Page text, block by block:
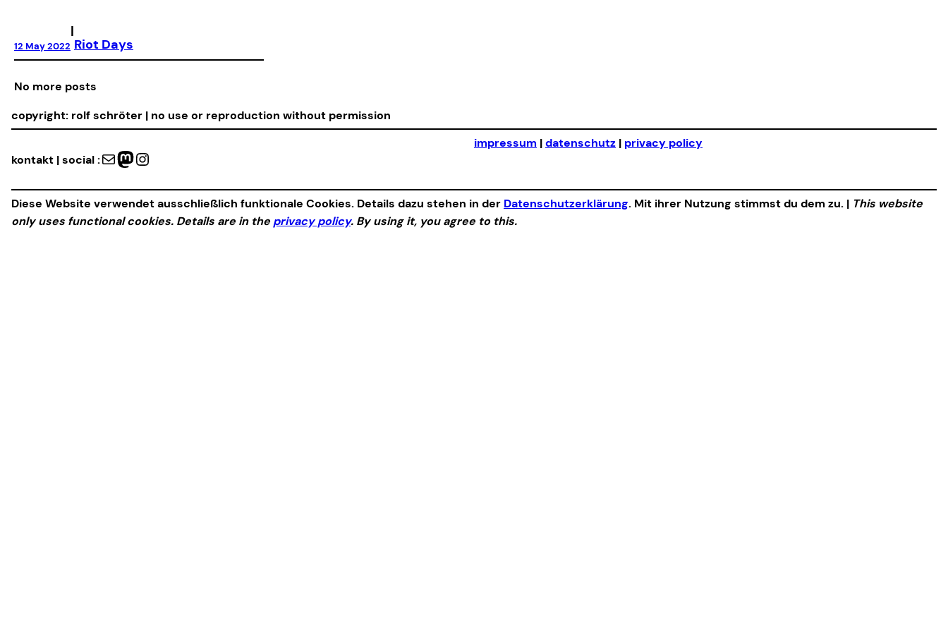
12 May 2022
|
Riot Days
No more posts
copyright: rolf schröter | no use or reproduction without permission
kontakt | social :Mail Mastodon Instagram
impressum |datenschutz | privacy policy
Diese Website verwendet ausschließlich funktionale Cookies. Details dazu stehen in der Datenschutzerklärung. Mit ihrer Nutzung stimmst du dem zu. | This website
only uses functional cookies. Details are in the privacy policy. By using it, you agree to this.